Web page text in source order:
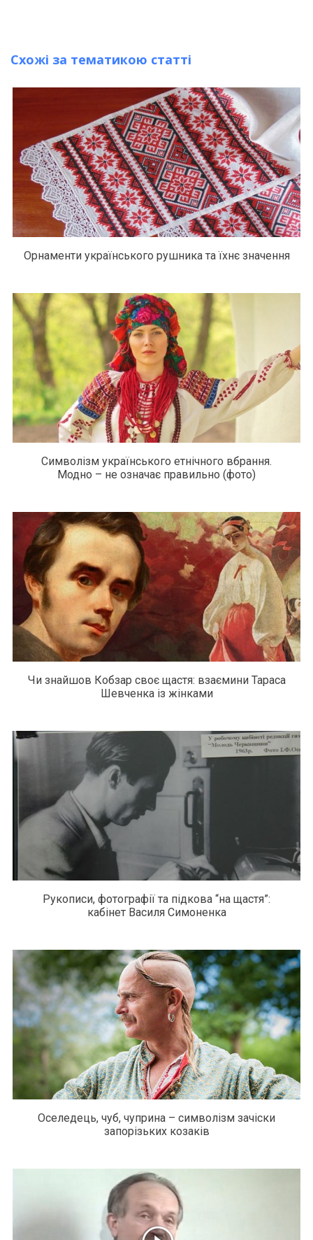
Схожі за тематикою статті
Орнаменти українського рушника та їхнє значення
Символізм українського етнічного вбрання.
Модно – не означає правильно (фото)
Чи знайшов Кобзар своє щастя: взаємини Тараса
Шевченка із жінками
Рукописи, фотографії та підкова “на щастя”:
кабінет Василя Симоненка
Оселедець, чуб, чуприна – символізм зачіски
запорізьких козаків